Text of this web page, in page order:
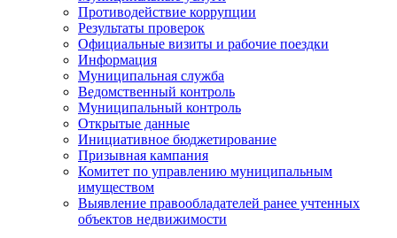
Противодействие коррупции
Результаты проверок
Официальные визиты и рабочие поездки
Информация
Муниципальная служба
Ведомственный контроль
Муниципальный контроль
Открытые данные
Инициативное бюджетирование
Призывная кампания
Комитет по управлению муниципальным
имуществом
Выявление правообладателей ранее учтенных
объектов недвижимости